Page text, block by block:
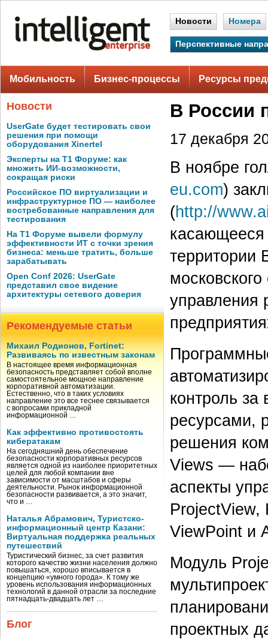
Новости Номера
Перспективные
Мобильность Бизнес-процессы Ресурсы
Новости
UserGate будет тестировать свои
решения при помощи
оборудования Xinertel
Эксперты на Т1 Форуме: как
множить ИИ-возможности,
сокращая риски
Российское ПО виртуализации и
инфраструктурное ПО — наиболее
востребованные направления для
тестирования
На Т1 Форуме вывели формулу
эффективности ИТ с точки зрения
бизнеса: меньше тратить, больше
зарабатывать
Open Conf 2026: UserGate
представил свое видение
архитектуры сетевого доверия
Рекомендуемые статьи
Михаил Родионов, Fortinet:
Развиваясь по известным законам
В настоящее время информационная
безопасность представляет собой вполне
самостоятельное мощное направление
корпоративной автоматизации.
Естественно, что в таких условиях
направление это все теснее связывается
с вопросами прикладной
информационной …
Как эффективно противостоять
кибератакам
На сегодняшний день обеспечение
безопасности корпоративных ресурсов
является одной из наиболее приоритетных
целей для любой компании вне
зависимости от масштабов и сферы
деятельности. Рынок информационной
безопасности развивается, а это значит,
что и …
Наталья Абрамович, Туристско-
информационный центр Казани:
Виртуальная поддержка реальных
путешествий
Туристический бизнес, за счет развития
которого качество жизни населения должно
повышаться, хорошо вписывается в
концепцию «умного города». К тому же
уровень использования информационных
технологий в данной отрасли за последние
пятнадцать-двадцать лет …
Блог
В России
17 декабря
В ноябре
eu.com)
(http://
касающееся
территории
управления
контроль
ресурсами,
решения
Views —
аспекты
ProjectView,
ViewPoint и
Модуль
проектных